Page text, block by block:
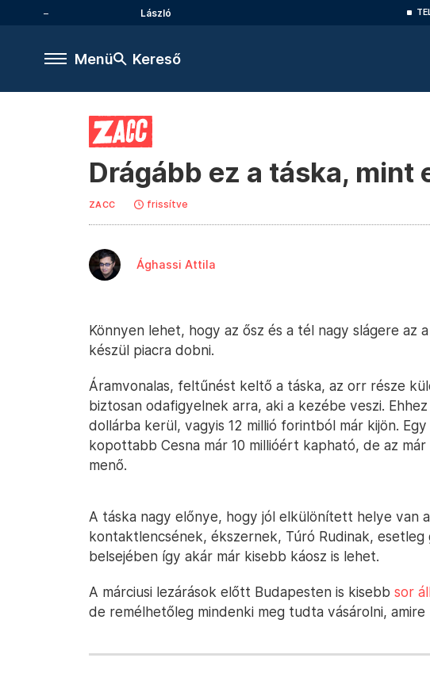
László
Menü Kereső
Drágább ez a táska, mint
ZACC frissítve
Ághassi Attila
Könnyen lehet, hogy az ősz és a tél nagy slágere az
készül piacra dobni.
Áramvonalas, feltűnést keltő a táska, az orr része
biztosan odafigyelnek arra, aki a kezébe veszi.
dollárba kerül, vagyis 12 millió forintból már kijön.
kopottabb Cesna már 10 millióért kapható, de az
menő.
A táska nagy előnye, hogy jól elkülönített helye van
kontaktlencsének, ékszernek, Túró Rudinak,
belsejében így akár már kisebb káosz is lehet.
A márciusi lezárások előtt Budapesten is kisebb sor
de remélhetőleg mindenki meg tudta vásárolni,